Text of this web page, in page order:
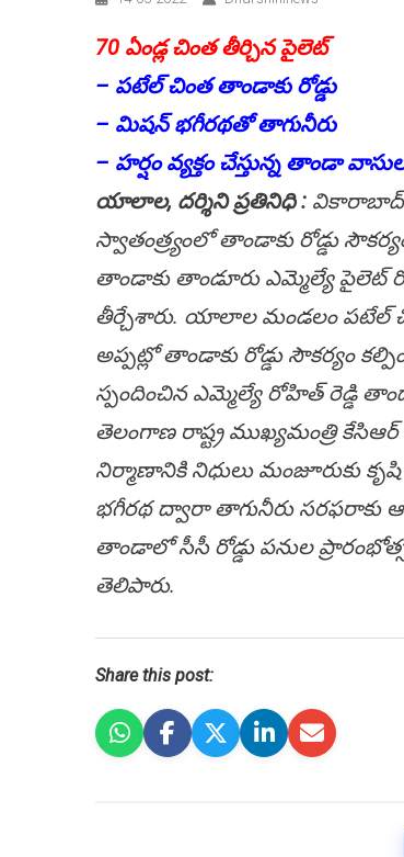
70 ఏండ్ల చింత తీర్చిన పైలెట్
– ప‌టేల్ చింత తాండాకు రోడ్డు
– మిష‌న్ భ‌గీర‌థతో తాగునీరు
– హ‌ర్షం వ్య‌క్తం చేస్తున్న తాండా
యాలాల‌, ద‌ర్శిని ప్ర‌తినిధి : వికారాబాద్
స్వాతంత్ర్యంలో తాండాకు రోడ్డు
తాండాకు తాండూరు ఎమ్మెల్యే పైలెట్
తీర్చేశారు. యాలాల మండ‌లం ప‌టేల్
అప్ప‌ట్లో తాండాకు రోడ్డు సౌక‌ర్యం
స్పందించిన ఎమ్మెల్యే రోహిత్ రెడ్డి
తెలంగాణ రాష్ట్ర ముఖ్యమంత్రి
నిర్మాణానికి నిధులు మంజూరుకు
భగీరథ ద్వారా తాగునీరు సరఫరాకు
తాండాలో సీసీ రోడ్డు ప‌నుల
తెలిపారు.
Share this post: